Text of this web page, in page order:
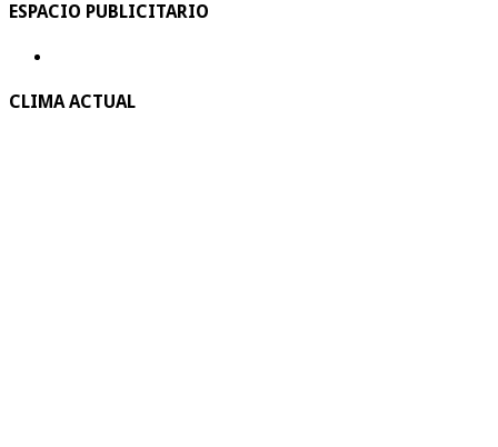
ESPACIO PUBLICITARIO
CLIMA ACTUAL